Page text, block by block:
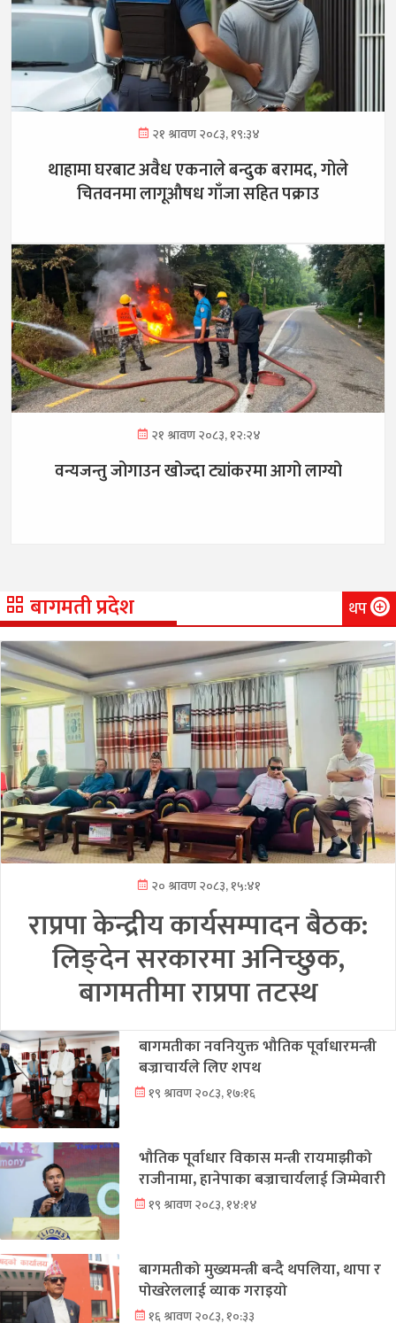
२१ श्रावण २०८३, १९:३४
थाहामा घरबाट अवैध एकनाले बन्दुक बरामद, गोले
चितवनमा लागूऔषध गाँजा सहित पक्राउ
२१ श्रावण २०८३, १२:२४
वन्यजन्तु जोगाउन खोज्दा ट्यांकरमा आगो लाग्यो
बागमती प्रदेश थप
२० श्रावण २०८३, १५:४१
राप्रपा केन्द्रीय कार्यसम्पादन बैठक:
लिङ्देन सरकारमा अनिच्छुक,
बागमतीमा राप्रपा तटस्थ
बागमतीका नवनियुक्त भौतिक पूर्वाधारमन्त्री
बज्राचार्यले लिए शपथ
१९ श्रावण २०८३, १७:१६
भौतिक पूर्वाधार विकास मन्त्री रायमाझीको
राजीनामा, हानेपाका बज्राचार्यलाई जिम्मेवारी
१९ श्रावण २०८३, १४:१४
बागमतीको मुख्यमन्त्री बन्दै थपलिया, थापा र
पोखरेललाई व्याक गराइयो
१६ श्रावण २०८३, १०:३३